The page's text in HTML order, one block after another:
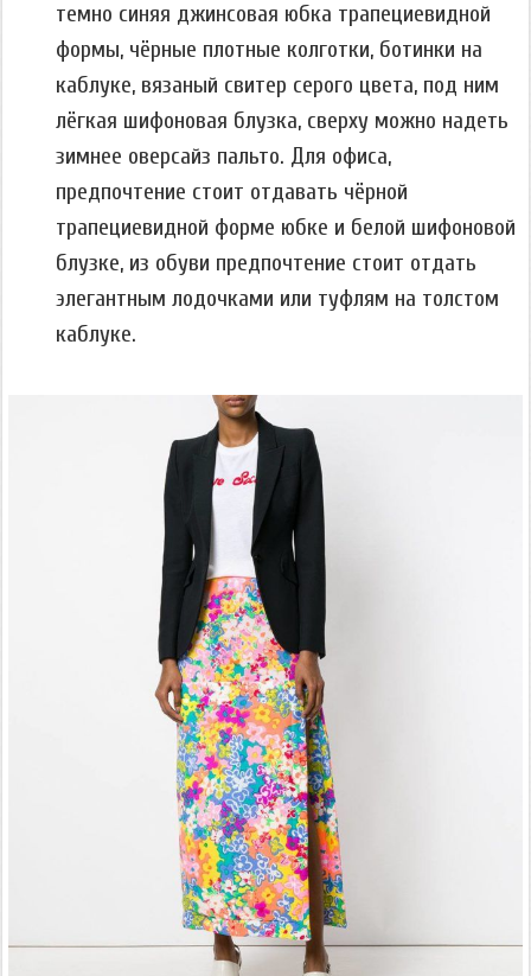
темно синяя джинсовая юбка трапециевидной
формы, чёрные плотные колготки, ботинки на
каблуке, вязаный свитер серого цвета, под ним
лёгкая шифоновая блузка, сверху можно надеть
зимнее оверсайз пальто. Для офиса,
предпочтение стоит отдавать чёрной
трапециевидной форме юбке и белой шифоновой
блузке, из обуви предпочтение стоит отдать
элегантным лодочками или туфлям на толстом
каблуке.